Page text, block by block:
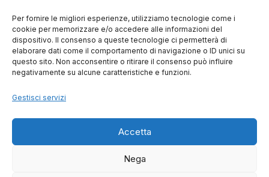
Per fornire le migliori esperienze, utilizziamo tecnologie come i
cookie per memorizzare e/o accedere alle informazioni del
dispositivo. Il consenso a queste tecnologie ci permetterà di
elaborare dati come il comportamento di navigazione o ID unici su
questo sito. Non acconsentire o ritirare il consenso può influire
negativamente su alcune caratteristiche e funzioni.
Gestisci servizi
Accetta
Nega